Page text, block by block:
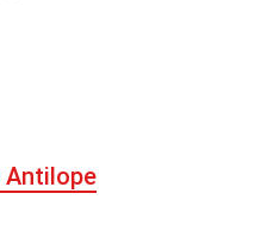
Antilope